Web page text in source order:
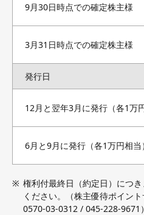
9月30日時点での確定株主様
3月31日時点での確定株主様
発行日
12月と翌年3月に発行（各1万
6月と9月に発行（各1万円相当）
権利付最終日（約定日）につ
ください。（株主優待ポイン
0570-03-0312 / 045-228-9671）